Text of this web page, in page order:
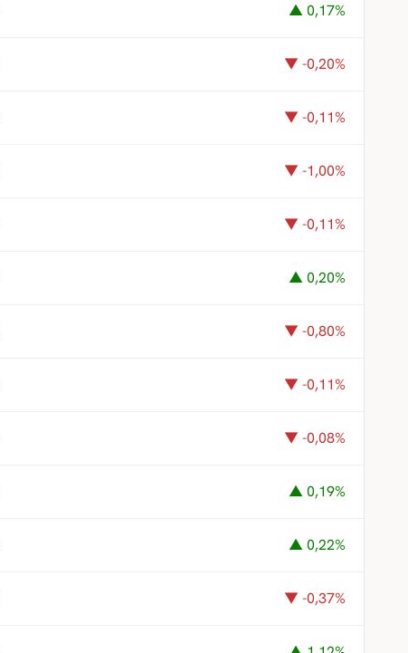
▲ 0,17%
▼ -0,20%
▼ -0,11%
▼ -1,00%
▼ -0,11%
▲ 0,20%
▼ -0,80%
▼ -0,11%
▼ -0,08%
▲ 0,19%
▲ 0,22%
▼ -0,37%